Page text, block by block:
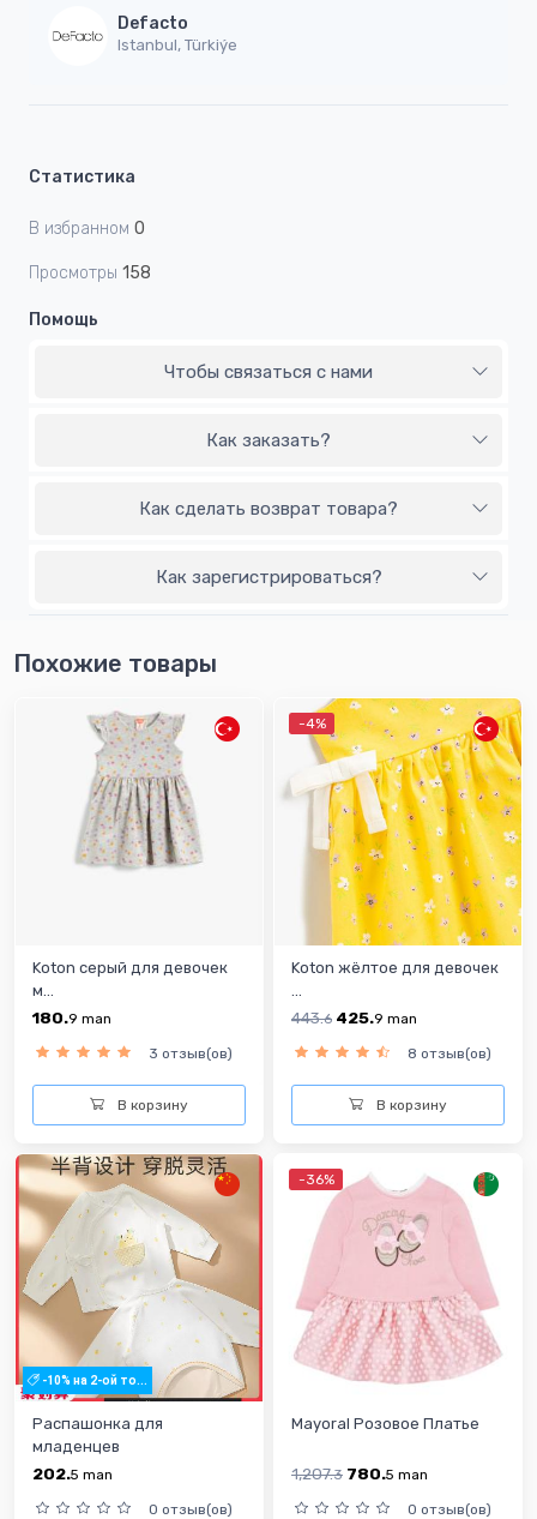
Defacto
Istanbul, Türkiýe
Статистика
В избранном 0
Просмотры 158
Помощь
Чтобы связаться с нами
Как заказать?
Как сделать возврат товара?
Как зарегистрироваться?
Похожие товары
Koton серый для девочек
м...
180.9 man
3 отзыв(ов)
В корзину
-4%
Koton жёлтое для девочек
443.6 425.9 man
8 отзыв(ов)
В корзину
-10% на 2-ой то...
Распашонка для
младенцев
202.5 man
0 отзыв(ов)
-36%
Mayoral Розовое Платье
1,207.3 780.5 man
0 отзыв(ов)